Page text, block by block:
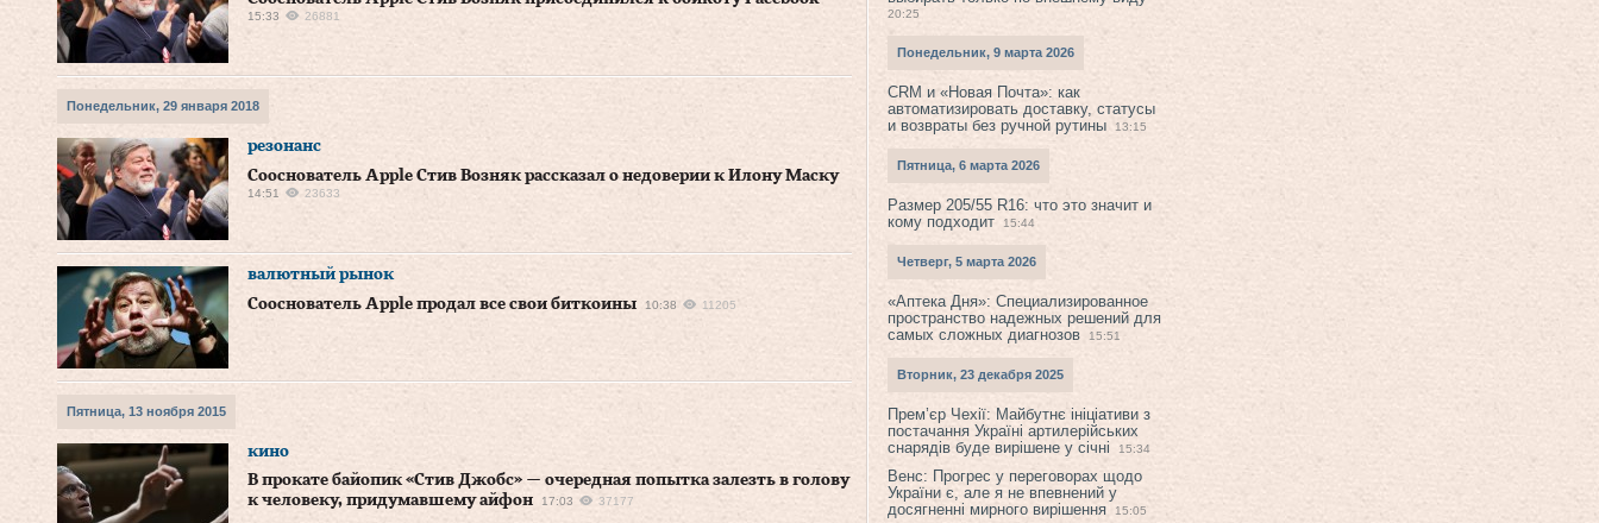
15:33 26881
Понедельник, 29 января 2018
резонанс
Сооснователь Apple Стив Возняк рассказал о недоверии к Илону Маску
14:51 23633
валютный рынок
Сооснователь Apple продал все свои биткоины
10:38 11205
Пятница, 13 ноября 2015
кино
В прокате байопик «Стив Джобс» — очередная попытка залезть в голову
к человеку, придумавшему айфон
17:03 37177
20:25
Понедельник, 9 марта 2026
CRM и «Новая Почта»: как
автоматизировать доставку, статусы
и возвраты без ручной рутины
13:15
Пятница, 6 марта 2026
Размер 205/55 R16: что это значит и
кому подходит
15:44
Четверг, 5 марта 2026
«Аптека Дня»: Специализированное
пространство надежных решений для
самых сложных диагнозов
15:51
Вторник, 23 декабря 2025
Прем’єр Чехії: Майбутнє ініціативи з
постачання Україні артилерійських
снарядів буде вирішене у січні
15:34
Венс: Прогрес у переговорах щодо
України є, але я не впевнений у
досягненні мирного вирішення
15:05